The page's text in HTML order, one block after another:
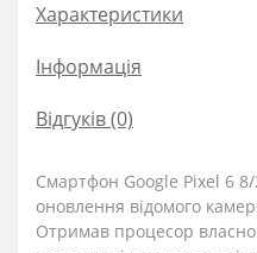
Характеристики
Iнформація
Відгуків (0)
Смартфон Google Pixel 6
оновлення відомого
Отримав процесор